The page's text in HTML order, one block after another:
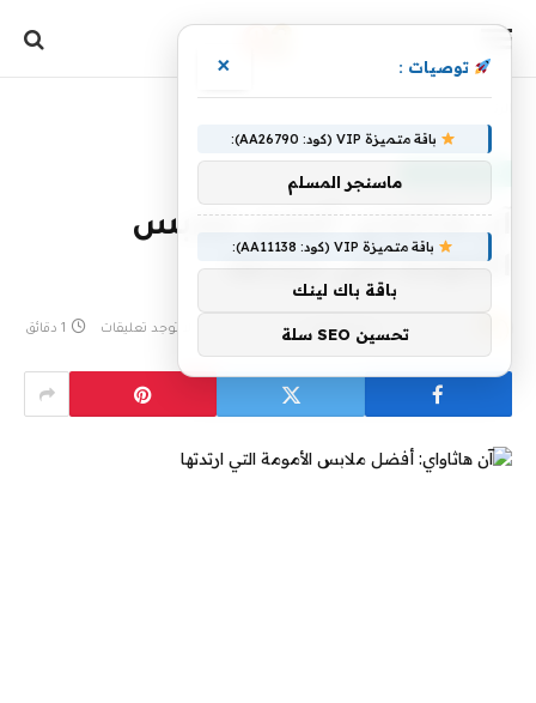
آن هاثاواي: أفضل ملابس
الأمومة التي ارتدتها
awalethnain 9 يوليو، 2026 لا توجد تعليقات 1 دقائق
توصيات : ×
باقة متميزة VIP (كود: AA26790):
ماسنجر المسلم
باقة متميزة VIP (كود: AA11138):
باقة باك لينك
تحسين SEO سلة